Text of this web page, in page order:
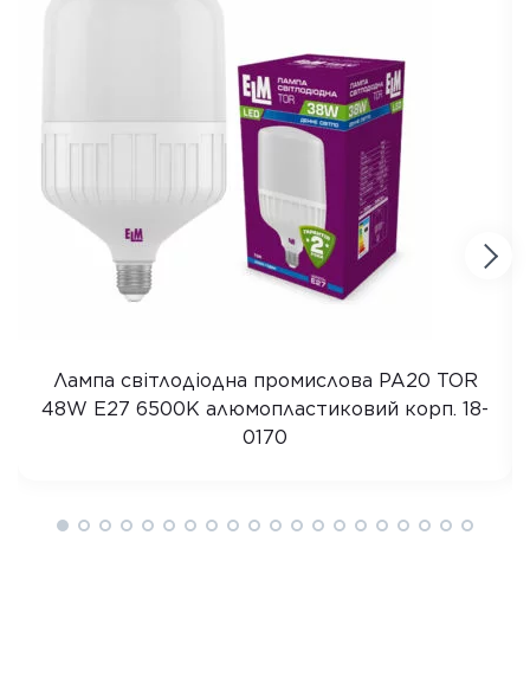
Лампа світлодіодна промислова PA20 TOR
48W E27 6500K алюмопластиковий корп. 18-
0170